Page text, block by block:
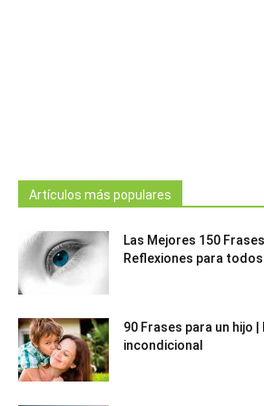
Artículos más populares
Las Mejores 150 Frases
Reflexiones para
90 Frases para un hijo |
incondicional